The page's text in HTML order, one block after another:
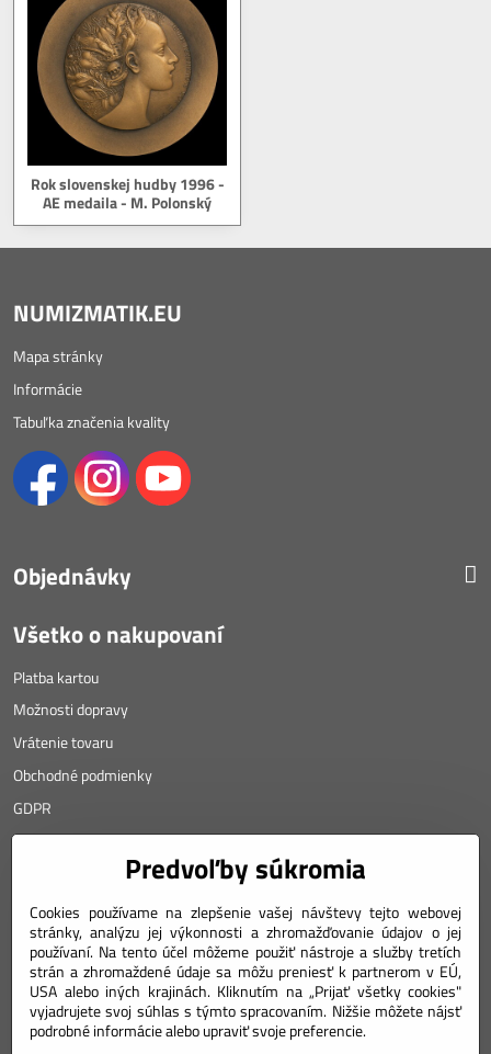
Rok slovenskej hudby 1996 -
AE medaila - M. Polonský
NUMIZMATIK.EU
Mapa stránky
Informácie
Tabuľka značenia kvality
Objednávky
Všetko o nakupovaní
Platba kartou
Možnosti dopravy
Vrátenie tovaru
Obchodné podmienky
GDPR
Angyalova 461/75
967 01 Kremnica
SLOVAKIA
Mobil: +421 911 633 688
e-mail: weiss(@)numizmatik.eu
Predvoľby súkromia
Cookies používame na zlepšenie vašej návštevy tejto webovej
stránky, analýzu jej výkonnosti a zhromažďovanie údajov o jej
používaní. Na tento účel môžeme použiť nástroje a služby tretích
strán a zhromaždené údaje sa môžu preniesť k partnerom v EÚ,
USA alebo iných krajinách. Kliknutím na „Prijať všetky cookies"
vyjadrujete svoj súhlas s týmto spracovaním. Nižšie môžete nájsť
podrobné informácie alebo upraviť svoje preferencie.